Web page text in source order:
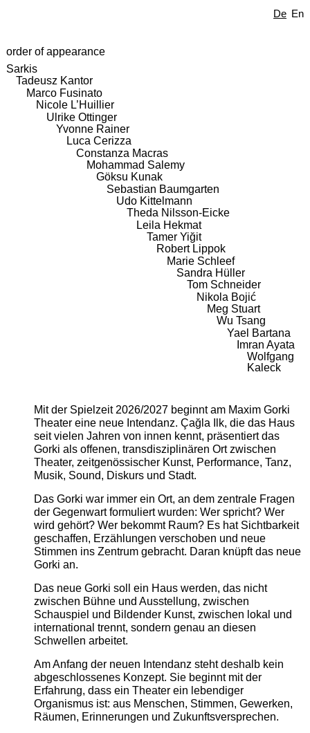
De En
order of appearance
Sarkis
Tadeusz Kantor
Marco Fusinato
Nicole L’Huillier
Ulrike Ottinger
Yvonne Rainer
Luca Cerizza
Constanza Macras
Mohammad Salemy
Göksu Kunak
Sebastian Baumgarten
Udo Kittelmann
Theda Nilsson-Eicke
Leila Hekmat
Tamer Yiğit
Robert Lippok
Marie Schleef
Sandra Hüller
Tom Schneider
Nikola Bojić
Meg Stuart
Wu Tsang
Yael Bartana
Imran Ayata
Wolfgang
Kaleck
Mit der Spielzeit 2026/2027 beginnt am Maxim Gorki
Theater eine neue Intendanz. Çağla Ilk, die das Haus
seit vielen Jahren von innen kennt, präsentiert das
Gorki als offenen, transdisziplinären Ort zwischen
Theater, zeitgenössischer Kunst, Performance, Tanz,
Musik, Sound, Diskurs und Stadt.
Das Gorki war immer ein Ort, an dem zentrale Fragen
der Gegenwart formuliert wurden: Wer spricht? Wer
wird gehört? Wer bekommt Raum? Es hat Sichtbarkeit
geschaffen, Erzählungen verschoben und neue
Stimmen ins Zentrum gebracht. Daran knüpft das neue
Gorki an.
Das neue Gorki soll ein Haus werden, das nicht
zwischen Bühne und Ausstellung, zwischen
Schauspiel und Bildender Kunst, zwischen lokal und
international trennt, sondern genau an diesen
Schwellen arbeitet.
Am Anfang der neuen Intendanz steht deshalb kein
abgeschlossenes Konzept. Sie beginnt mit der
Erfahrung, dass ein Theater ein lebendiger
Organismus ist: aus Menschen, Stimmen, Gewerken,
Räumen, Erinnerungen und Zukunftsversprechen.